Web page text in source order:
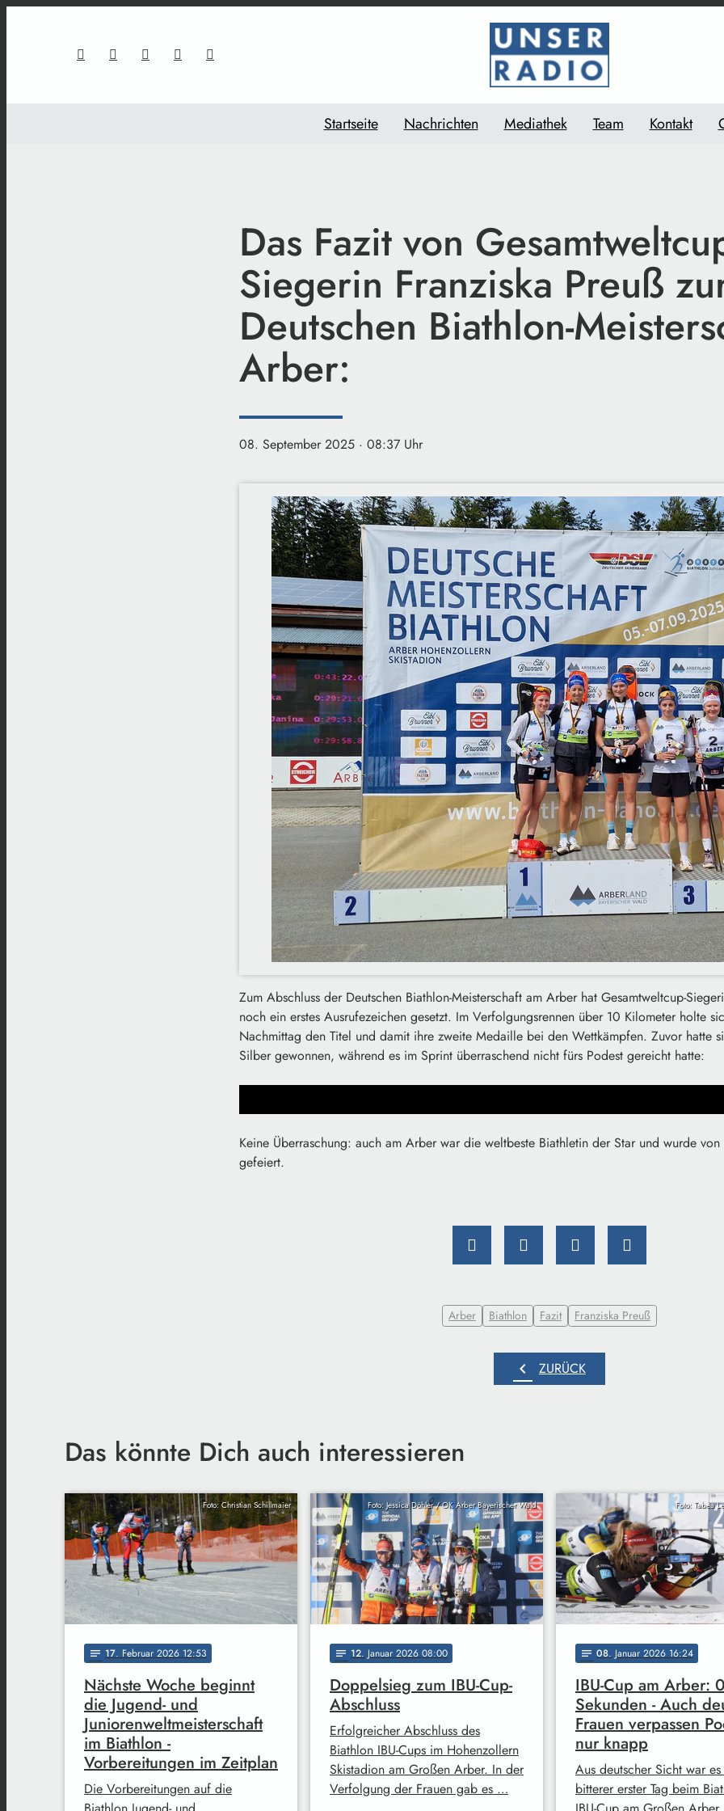
Startseite Nachrichten Mediathek Team Kontakt
Das Fazit von
Siegerin Franziska Preuß
Deutschen Biathlon-
Arber:
08. September 2025 · 08:37 Uhr
Zum Abschluss der Deutschen Biathlon-Meisterschaft am Arber hat Gesamtweltcup-
noch ein erstes Ausrufezeichen gesetzt. Im Verfolgungsrennen über 10 Kilometer holte
Nachmittag den Titel und damit ihre zweite Medaille bei den Wettkämpfen. Zuvor hatte
Silber gewonnen, während es im Sprint überraschend nicht fürs Podest gereicht hatte:
Keine Überraschung: auch am Arber war die weltbeste Biathletin der Star und wurde von
gefeiert.
Arber Biathlon Fazit Franziska Preuß
chevron_left ZURÜCK
Das könnte Dich auch interessieren
Foto: Christian Schillmaier
notes 17. Februar 2026 12:53
Nächste Woche beginnt
die Jugend- und
Juniorenweltmeisterschaft
im Biathlon -
Vorbereitungen im Zeitplan
Die Vorbereitungen auf die
Foto: Jessica Döhler / OK Arber Bayerischer Wald
notes 12. Januar 2026 08:00
Doppelsieg zum IBU-Cup-
Abschluss
Erfolgreicher Abschluss des
Biathlon IBU-Cups im Hohenzollern
Skistadion am Großen Arber. In der
Verfolgung der Frauen gab es …
Foto: Tabea
notes 08. Januar 2026 16:24
IBU-Cup am Arber:
Sekunden - Auch
Frauen verpassen
nur knapp
Aus deutscher Sicht war
bitterer erster Tag beim